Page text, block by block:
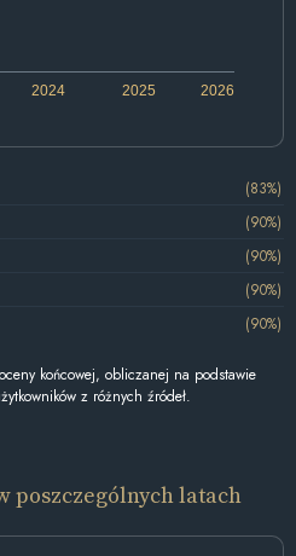
2024 2026
2025
(83%)
(90%)
(90%)
(90%)
(90%)
końcowej, obliczanej na podstawie
z różnych źródeł.
poszczególnych latach